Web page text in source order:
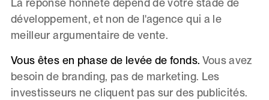
La réponse honnête dépend de votre stade de
développement, et non de l'agence qui a le
meilleur argumentaire de vente.
Vous êtes en phase de levée de fonds. Vous avez
besoin de branding, pas de marketing. Les
investisseurs ne cliquent pas sur des publicités.